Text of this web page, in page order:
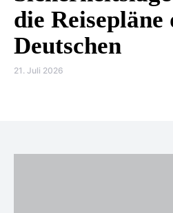
die Reisepläne
Deutschen
21. Juli 2026